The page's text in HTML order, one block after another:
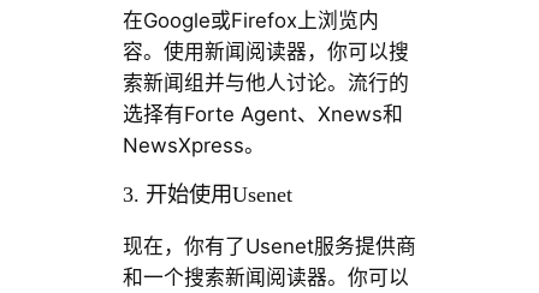
在Google或Firefox上浏览内
容。使用新闻阅读器，你可以搜
索新闻组并与他人讨论。流行的
选择有Forte Agent、Xnews和
NewsXpress。
3. 开始使用Usenet
现在，你有了Usenet服务提供商
和一个搜索新闻阅读器。你可以